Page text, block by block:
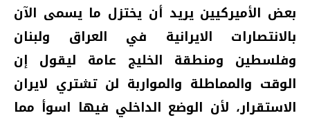
بعض الأميركيين يريد أن يختزل ما يسمى الآن
بالانتصارات الايرانية في العراق ولبنان
وفلسطين ومنطقة الخليج عامة ليقول إن
الوقت والمماطلة والمواربة لن تشتري لايران
الاستقرار، لأن الوضع الداخلي فيها اسوأ مما